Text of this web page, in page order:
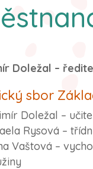
Doležal –
sbor
Doležal –
Rysová –
Vaštová –